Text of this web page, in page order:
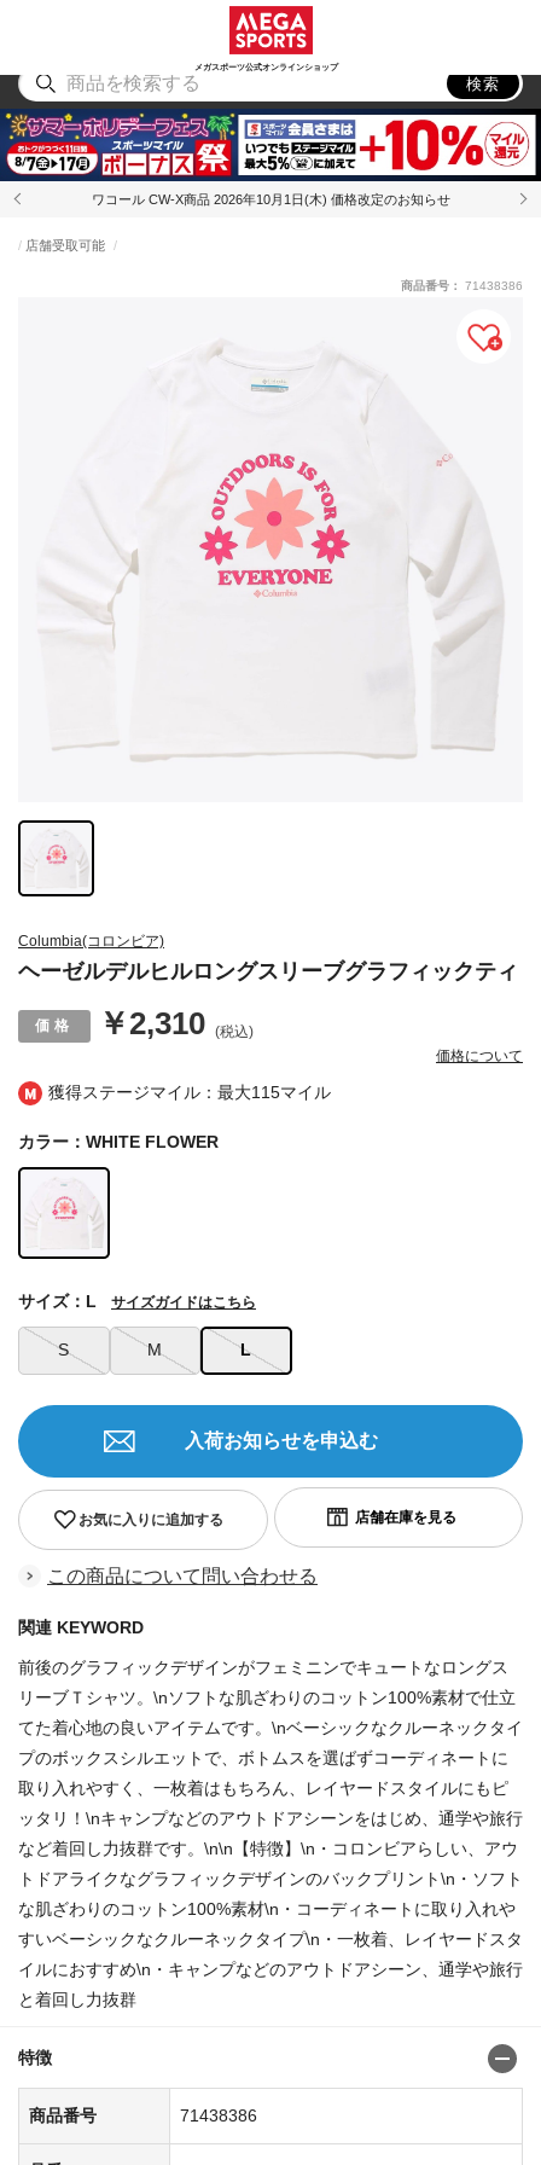
メガスポーツ公式オンラインショップ
アウトドア
検索
ワコール CW-X商品 2026年10月1日(木) 価格改定のお知らせ
獲得ステージマイル：最大115マイル
Columbia(コロンビア)
ヘーゼルデルヒルロングスリーブグラフィックティ
店舗受取可能
￥2,310 (税込)
価格について
商品番号： 71438386
カラー：WHITE FLOWER
S M L
サイズ：L サイズガイドはこちら
お気に入りに追加する
入荷お知らせを申込む
この商品について問い合わせる
関連 KEYWORD
前後のグラフィックデザインがフェミニンでキュートなロングス
リーブＴシャツ。\nソフトな肌ざわりのコットン100%素材で仕立
てた着心地の良いアイテムです。\nベーシックなクルーネックタイ
プのボックスシルエットで、ボトムスを選ばずコーディネートに
取り入れやすく、一枚着はもちろん、レイヤードスタイルにもピ
ッタリ！\nキャンプなどのアウトドアシーンをはじめ、通学や旅行
など着回し力抜群です。\n\n【特徴】\n・コロンビアらしい、アウ
トドアライクなグラフィックデザインのバックプリント\n・ソフト
な肌ざわりのコットン100%素材\n・コーディネートに取り入れや
すいベーシックなクルーネックタイプ\n・一枚着、レイヤードスタ
イルにおすすめ\n・キャンプなどのアウトドアシーン、通学や旅行
と着回し力抜群
特徴
商品番号 71438386